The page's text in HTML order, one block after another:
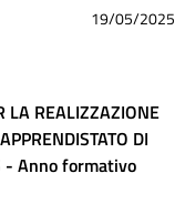
19/05/2025
LA REALIZZAZIONE
DI
- Anno formativo